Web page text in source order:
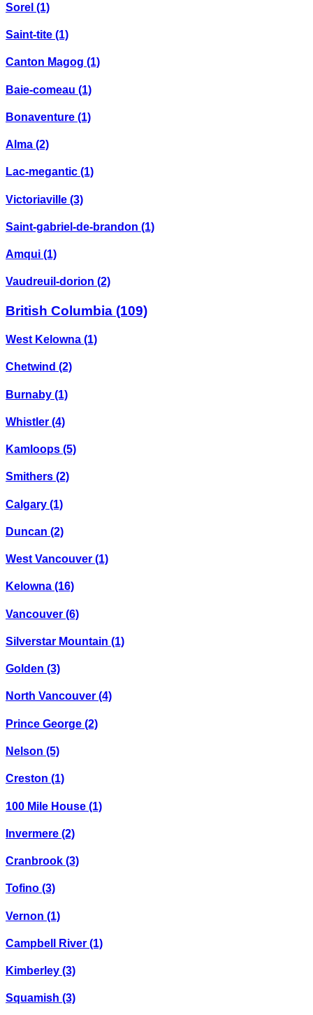
Sorel (1)
Saint-tite (1)
Canton Magog (1)
Baie-comeau (1)
Bonaventure (1)
Alma (2)
Lac-megantic (1)
Victoriaville (3)
Saint-gabriel-de-brandon (1)
Amqui (1)
Vaudreuil-dorion (2)
British Columbia (109)
West Kelowna (1)
Chetwind (2)
Burnaby (1)
Whistler (4)
Kamloops (5)
Smithers (2)
Calgary (1)
Duncan (2)
West Vancouver (1)
Kelowna (16)
Vancouver (6)
Silverstar Mountain (1)
Golden (3)
North Vancouver (4)
Prince George (2)
Nelson (5)
Creston (1)
100 Mile House (1)
Invermere (2)
Cranbrook (3)
Tofino (3)
Vernon (1)
Campbell River (1)
Kimberley (3)
Squamish (3)